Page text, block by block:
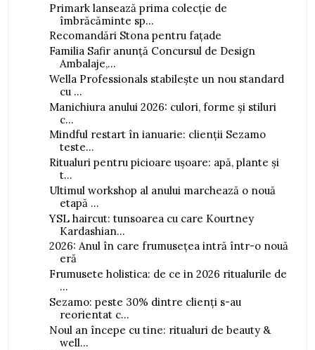
Primark lansează prima colecție de
îmbrăcăminte sp...
Recomandări Stona pentru fațade
Familia Safir anunță Concursul de Design
Ambalaje,...
Wella Professionals stabilește un nou standard
cu ...
Manichiura anului 2026: culori, forme și stiluri
c...
Mindful restart în ianuarie: clienții Sezamo
teste...
Ritualuri pentru picioare ușoare: apă, plante și
t...
Ultimul workshop al anului marchează o nouă
etapă ...
YSL haircut: tunsoarea cu care Kourtney
Kardashian...
2026: Anul în care frumusețea intră într-o nouă
eră
Frumusete holistica: de ce in 2026 ritualurile de
...
Sezamo: peste 30% dintre clienți s-au
reorientat c...
Noul an începe cu tine: ritualuri de beauty &
well...